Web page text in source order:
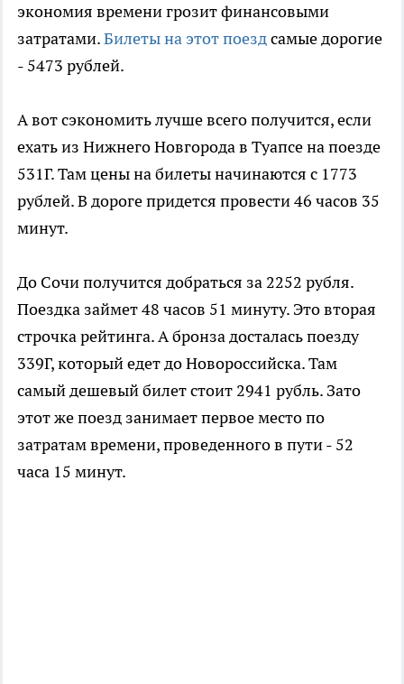
экономия времени грозит финансовыми
затратами.Билеты на этот поездсамые дорогие
- 5473 рублей.
А вот сэкономить лучше всего получится, если
ехать из Нижнего Новгорода в Туапсе на поезде
531Г. Там цены на билеты начинаются с 1773
рублей. В дороге придется провести 46 часов 35
минут.
До Сочи получится добраться за 2252 рубля.
Поездка займет 48 часов 51 минуту. Это вторая
строчка рейтинга. А бронза досталась поезду
339Г, который едет до Новороссийска. Там
самый дешевый билет стоит 2941 рубль. Зато
этот же поезд занимает первое место по
затратам времени, проведенного в пути - 52
часа 15 минут.